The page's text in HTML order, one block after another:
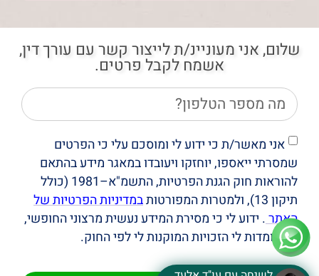
שלום, אני מעוניינ/ת לייצור קשר עם עורך דין,
אשמח לקבל פרטים.
אני מאשר/ת כי ידוע לי ומוסכם עלי כי הפרטים
שמסרתי ייאספו, יוחזקו ויעובדו במאגר מידע בהתאם
להוראות חוק הגנת הפרטיות, התשמ"א–1981 (כולל
תיקון 13), ולמטרות המפורטות
במדיניות הפרטיות של
האתר. ידוע לי כי מסירת המידע נעשית מרצוני החופשי,
וכי עומדות לי הזכויות המוקנות לי לפי החוק.